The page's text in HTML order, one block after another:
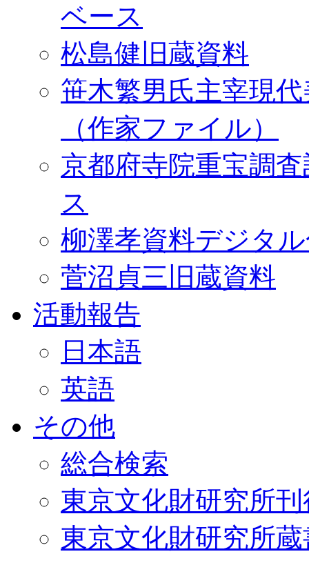
ベース
松島健旧蔵資料
笹木繁男氏主宰現
（作家ファイル）
京都府寺院重宝調
ス
柳澤孝資料デジタ
菅沼貞三旧蔵資料
活動報告
日本語
英語
その他
総合検索
東京文化財研究所
東京文化財研究所